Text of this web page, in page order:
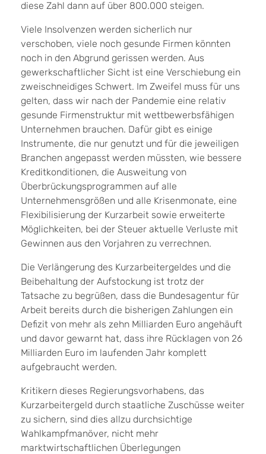
diese Zahl dann auf über 800.000 steigen.
Viele Insolvenzen werden sicherlich nur
verschoben, viele noch gesunde Firmen könnten
noch in den Abgrund gerissen werden. Aus
gewerkschaftlicher Sicht ist eine Verschiebung ein
zweischneidiges Schwert. Im Zweifel muss für uns
gelten, dass wir nach der Pandemie eine relativ
gesunde Firmenstruktur mit wettbewerbsfähigen
Unternehmen brauchen. Dafür gibt es einige
Instrumente, die nur genutzt und für die jeweiligen
Branchen angepasst werden müssten, wie bessere
Kreditkonditionen, die Ausweitung von
Überbrückungsprogrammen auf alle
Unternehmensgrößen und alle Krisenmonate, eine
Flexibilisierung der Kurzarbeit sowie erweiterte
Möglichkeiten, bei der Steuer aktuelle Verluste mit
Gewinnen aus den Vorjahren zu verrechnen.
Die Verlängerung des Kurzarbeitergeldes und die
Beibehaltung der Aufstockung ist trotz der
Tatsache zu begrüßen, dass die Bundesagentur für
Arbeit bereits durch die bisherigen Zahlungen ein
Defizit von mehr als zehn Milliarden Euro angehäuft
und davor gewarnt hat, dass ihre Rücklagen von 26
Milliarden Euro im laufenden Jahr komplett
aufgebraucht werden.
Kritikern dieses Regierungsvorhabens, das
Kurzarbeitergeld durch staatliche Zuschüsse weiter
zu sichern, sind dies allzu durchsichtige
Wahlkampfmanöver, nicht mehr
marktwirtschaftlichen Überlegungen